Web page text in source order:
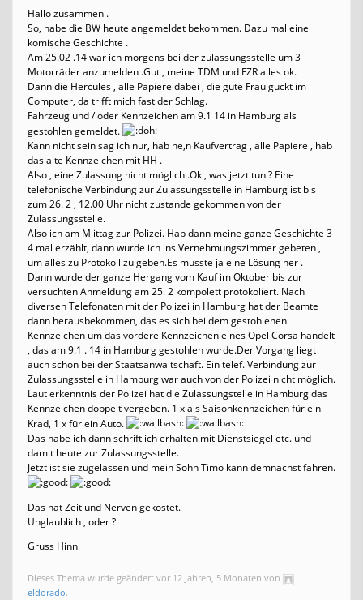
Hallo zusammen .
So, habe die BW heute angemeldet bekommen. Dazu mal eine
komische Geschichte .
Am 25.02 .14 war ich morgens bei der zulassungsstelle um 3
Motorräder anzumelden .Gut , meine TDM und FZR alles ok.
Dann die Hercules , alle Papiere dabei , die gute Frau guckt im
Computer, da trifft mich fast der Schlag.
Fahrzeug und / oder Kennzeichen am 9.1 14 in Hamburg als
gestohlen gemeldet.
Kann nicht sein sag ich nur, hab ne,n Kaufvertrag , alle Papiere , hab
das alte Kennzeichen mit HH .
Also , eine Zulassung nicht möglich .Ok , was jetzt tun ? Eine
telefonische Verbindung zur Zulassungsstelle in Hamburg ist bis
zum 26. 2 , 12.00 Uhr nicht zustande gekommen von der
Zulassungsstelle.
Also ich am Miittag zur Polizei. Hab dann meine ganze Geschichte 3-
4 mal erzählt, dann wurde ich ins Vernehmungszimmer gebeten ,
um alles zu Protokoll zu geben.Es musste ja eine Lösung her .
Dann wurde der ganze Hergang vom Kauf im Oktober bis zur
versuchten Anmeldung am 25. 2 kompolett protokoliert. Nach
diversen Telefonaten mit der Polizei in Hamburg hat der Beamte
dann herausbekommen, das es sich bei dem gestohlenen
Kennzeichen um das vordere Kennzeichen eines Opel Corsa handelt
, das am 9.1 . 14 in Hamburg gestohlen wurde.Der Vorgang liegt
auch schon bei der Staatsanwaltschaft. Ein telef. Verbindung zur
Zulassungsstelle in Hamburg war auch von der Polizei nicht möglich.
Laut erkenntnis der Polizei hat die Zulassungstelle in Hamburg das
Kennzeichen doppelt vergeben. 1 x als Saisonkennzeichen für ein
Krad, 1 x für ein Auto.
Das habe ich dann schriftlich erhalten mit Dienstsiegel etc. und
damit heute zur Zulassungsstelle.
Jetzt ist sie zugelassen und mein Sohn Timo kann demnächst fahren.
Das hat Zeit und Nerven gekostet.
Unglaublich , oder ?
Gruss Hinni
Dieses Thema wurde geändert vor 12 Jahren, 5 Monaten von
eldorado.